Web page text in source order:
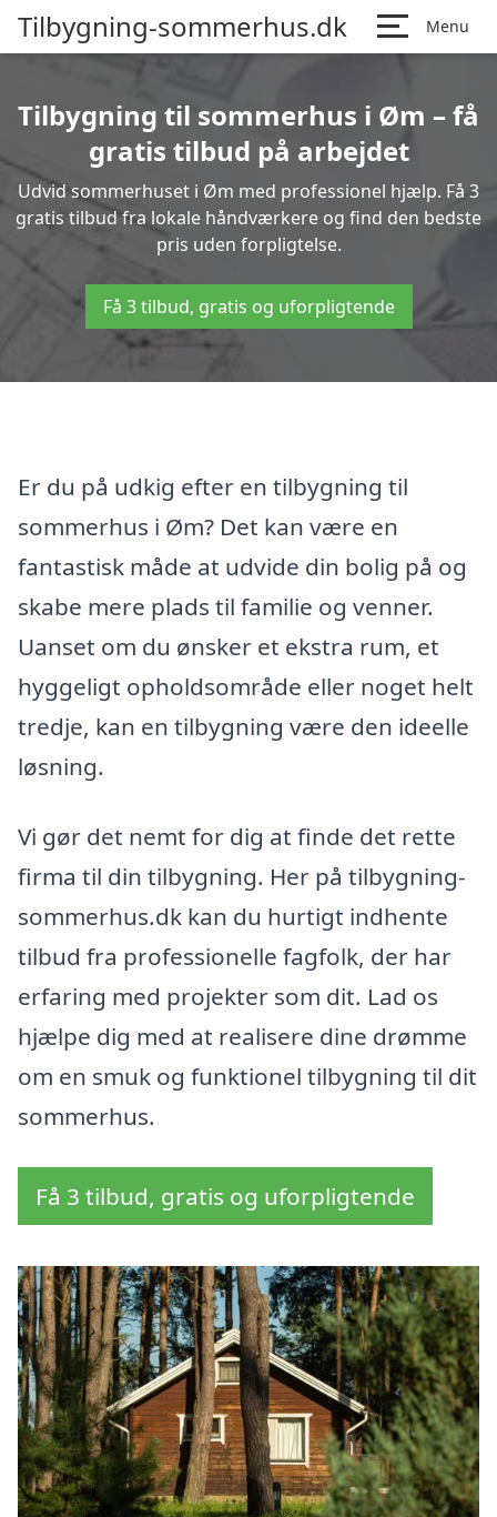
Tilbygning-sommerhus.dk Menu
Tilbygning til sommerhus i Øm – få
gratis tilbud på arbejdet
Udvid sommerhuset i Øm med professionel hjælp. Få 3
gratis tilbud fra lokale håndværkere og find den bedste
pris uden forpligtelse.
Få 3 tilbud, gratis og uforpligtende
Er du på udkig efter en tilbygning til
sommerhus i Øm? Det kan være en
fantastisk måde at udvide din bolig på og
skabe mere plads til familie og venner.
Uanset om du ønsker et ekstra rum, et
hyggeligt opholdsområde eller noget helt
tredje, kan en tilbygning være den ideelle
løsning.
Vi gør det nemt for dig at finde det rette
firma til din tilbygning. Her på tilbygning-
sommerhus.dk kan du hurtigt indhente
tilbud fra professionelle fagfolk, der har
erfaring med projekter som dit. Lad os
hjælpe dig med at realisere dine drømme
om en smuk og funktionel tilbygning til dit
sommerhus.
Få 3 tilbud, gratis og uforpligtende